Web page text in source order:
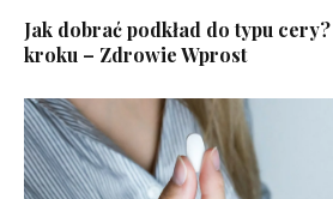
Jak dobrać podkład do typu
kroku – Zdrowie Wprost